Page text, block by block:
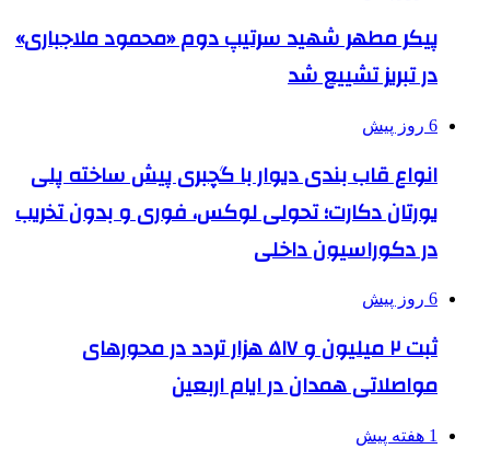
پیکر مطهر شهید سرتیپ دوم «محمود ملاجباری»
در تبریز تشییع شد
6 روز پیش
انواع قاب بندی دیوار با گچبری پیش ساخته پلی
یورتان دکارت؛ تحولی لوکس، فوری و بدون تخریب
در دکوراسیون داخلی
6 روز پیش
ثبت ۲ میلیون و ۵۱۷ هزار تردد در محورهای
مواصلاتی همدان در ایام اربعین
1 هفته پیش